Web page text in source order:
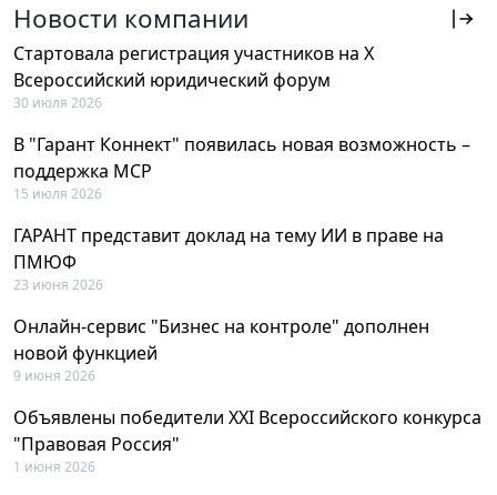
Новости компании
Стартовала регистрация участников на X
Всероссийский юридический форум
30 июля 2026
В "Гарант Коннект" появилась новая возможность –
поддержка MCP
15 июля 2026
ГАРАНТ представит доклад на тему ИИ в праве на
ПМЮФ
23 июня 2026
Онлайн-сервис "Бизнес на контроле" дополнен
новой функцией
9 июня 2026
Объявлены победители XXI Всероссийского конкурса
"Правовая Россия"
1 июня 2026